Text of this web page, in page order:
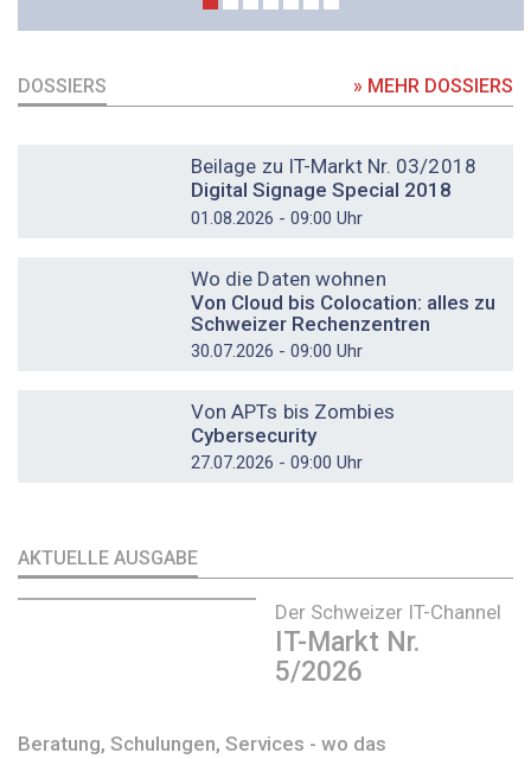
DOSSIERS » MEHR DOSSIERS
Beilage zu IT-Markt Nr. 03/2018
Digital Signage Special 2018
01.08.2026 - 09:00 Uhr
Wo die Daten wohnen
Von Cloud bis Colocation: alles zu
Schweizer Rechenzentren
30.07.2026 - 09:00 Uhr
Von APTs bis Zombies
Cybersecurity
27.07.2026 - 09:00 Uhr
AKTUELLE AUSGABE
Der Schweizer IT-Channel
IT-Markt Nr.
5/2026
Beratung, Schulungen, Services - wo das